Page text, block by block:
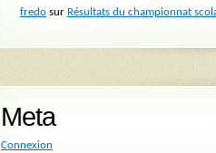
fredosur Résultats du championnat
Meta
Connexion